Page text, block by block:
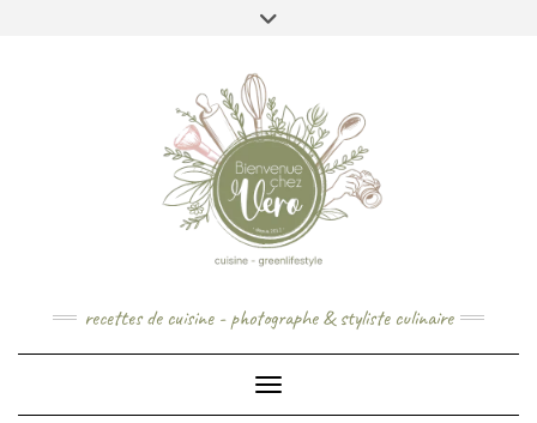
recettes de cuisine - photographe & styliste culinaire
Toggle Navigation